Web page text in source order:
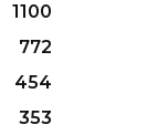
1100
772
454
353